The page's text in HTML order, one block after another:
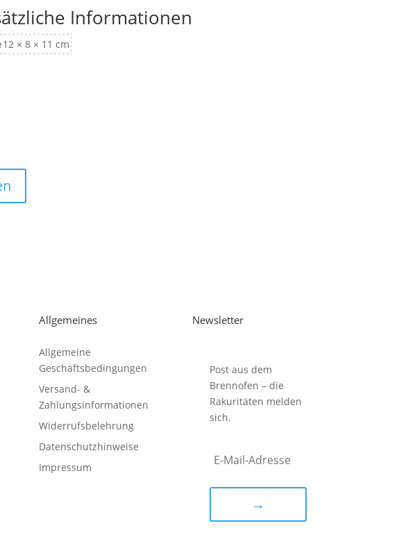
Informationen
12 × 8 × 11 cm
Allgemeines
Allgemeine
Geschäftsbedingungen
Versand- &
Zahlungsinformationen
Widerrufsbelehrung
Datenschutzhinweise
Impressum
Newsletter
Post aus dem
Brennofen – die
Rakuritäten melden
sich.
→